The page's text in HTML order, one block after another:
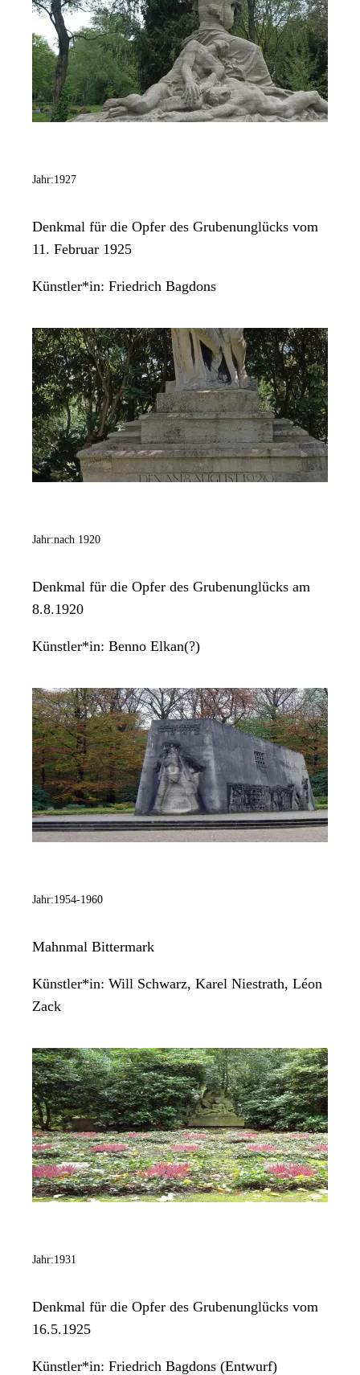
Jahr:1927
Denkmal für die Opfer des Grubenunglücks vom
11. Februar 1925
Künstler*in: Friedrich Bagdons
Jahr:nach 1920
Denkmal für die Opfer des Grubenunglücks am
8.8.1920
Künstler*in: Benno Elkan(?)
Jahr:1954-1960
Mahnmal Bittermark
Künstler*in: Will Schwarz, Karel Niestrath, Léon
Zack
Jahr:1931
Denkmal für die Opfer des Grubenunglücks vom
16.5.1925
Künstler*in: Friedrich Bagdons (Entwurf)